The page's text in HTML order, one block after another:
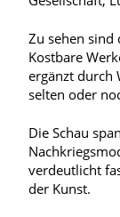
Zu sehen sind
Kostbare
ergänzt durch
selten oder
Die Schau
verdeutlicht
der Kunst.